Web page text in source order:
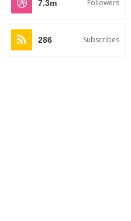
7.3m Followers
286 Subscribes